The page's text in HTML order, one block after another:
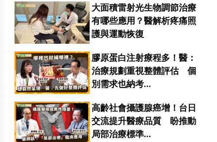
大面積雷射光生物調節治療
有哪些應用？醫解析疼痛照
護與運動恢復
膠原蛋白注射療程多！醫：
治療規劃重視整體評估 個
別需求也納考...
高齡社會攝護腺癌增！台日
交流提升醫療品質 盼推動
局部治療標準...